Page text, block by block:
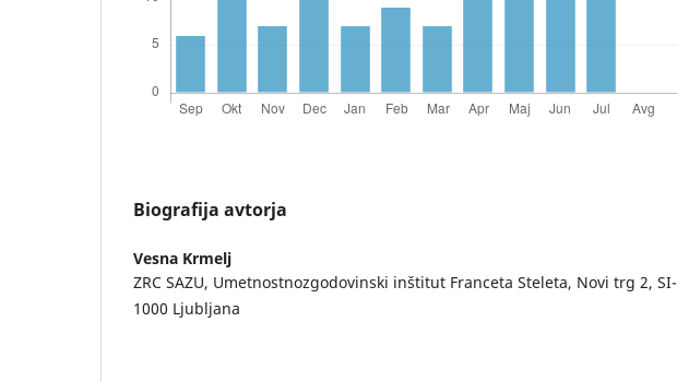
Biografija avtorja
Vesna Krmelj
ZRC SAZU, Umetnostnozgodovinski inštitut Franceta Steleta, Novi trg 2, SI-
1000 Ljubljana